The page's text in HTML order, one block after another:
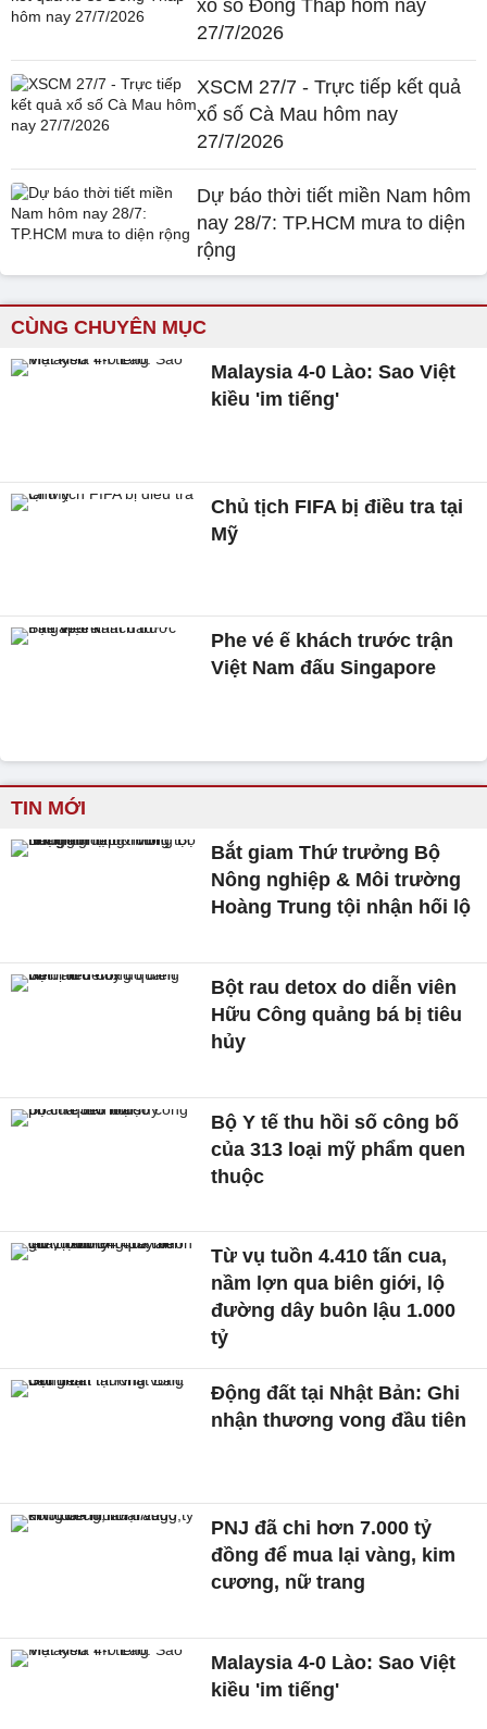
xổ số Đồng Tháp hôm nay
27/7/2026
XSCM 27/7 - Trực tiếp kết quả
xổ số Cà Mau hôm nay
27/7/2026
Dự báo thời tiết miền Nam hôm
nay 28/7: TP.HCM mưa to diện
rộng
CÙNG CHUYÊN MỤC
Malaysia 4-0 Lào: Sao Việt
kiều 'im tiếng'
Chủ tịch FIFA bị điều tra tại
Mỹ
Phe vé ế khách trước trận
Việt Nam đấu Singapore
TIN MỚI
Bắt giam Thứ trưởng Bộ
Nông nghiệp & Môi trường
Hoàng Trung tội nhận hối lộ
Bột rau detox do diễn viên
Hữu Công quảng bá bị tiêu
hủy
Bộ Y tế thu hồi số công bố
của 313 loại mỹ phẩm quen
thuộc
Từ vụ tuồn 4.410 tấn cua,
nầm lợn qua biên giới, lộ
đường dây buôn lậu 1.000
tỷ
Động đất tại Nhật Bản: Ghi
nhận thương vong đầu tiên
PNJ đã chi hơn 7.000 tỷ
đồng để mua lại vàng, kim
cương, nữ trang
Malaysia 4-0 Lào: Sao Việt
kiều 'im tiếng'